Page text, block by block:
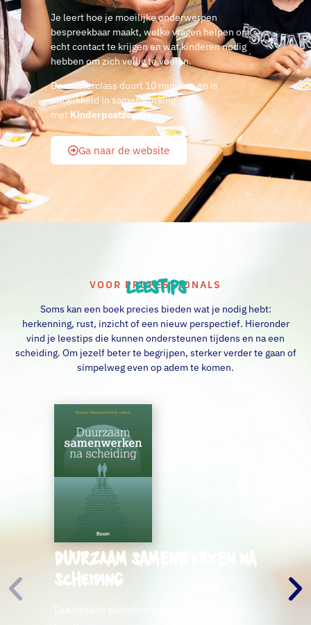
Je leert hoe je moeilijke onderwerpen
bespreekbaar maakt, welke vragen helpen om
echt contact te krijgen en wat kinderen nodig
hebben om zich veilig te voelen.
De masterclass duurt 10 minuten en is
ontwikkeld in samenwerking
met Kinderpostzegels
Ga naar de website
VOOR PROFESSIONALS
Leestips
Soms kan een boek precies bieden wat je nodig hebt:
herkenning, rust, inzicht of een nieuw perspectief. Hieronder
vind je leestips die kunnen ondersteunen tijdens en na een
scheiding. Om jezelf beter te begrijpen, sterker verder te gaan of
simpelweg even op adem te komen.
Duurzaam samenwerken na
scheiding